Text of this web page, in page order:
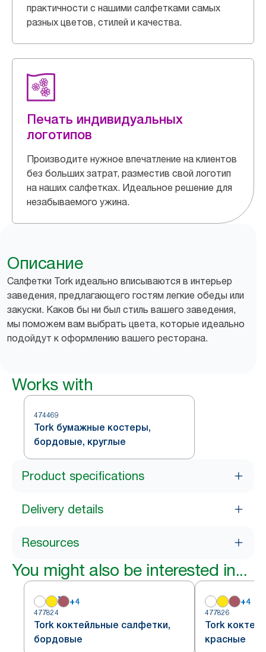
практичности с нашими салфетками самых
разных цветов, стилей и качества.
Печать индивидуальных
логотипов
Производите нужное впечатление на клиентов
без больших затрат, разместив свой логотип
на наших салфетках. Идеальное решение для
незабываемого ужина.
Описание
Салфетки Tork идеально вписываются в интерьер
заведения, предлагающего гостям легкие обеды или
закуски. Каков бы ни был стиль вашего заведения,
мы поможем вам выбрать цвета, которые идеально
подойдут к оформлению вашего ресторана.
Works with
474469
Tork бумажные костеры,
бордовые, круглые
Product specifications
Delivery details
Resources
You might also be interested in...
+4
477824
Tork коктейльные салфетки,
бордовые
+4
477826
Tork
красные